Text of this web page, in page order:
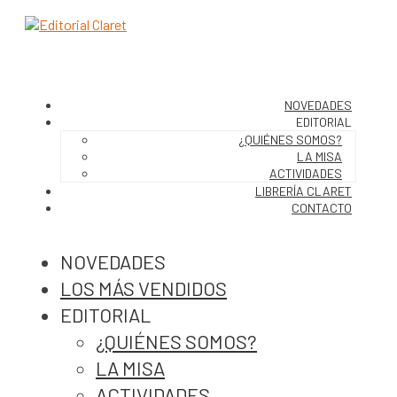
NOVEDADES
EDITORIAL
¿QUIÉNES SOMOS?
LA MISA
ACTIVIDADES
LIBRERÍA CLARET
CONTACTO
NOVEDADES
LOS MÁS VENDIDOS
EDITORIAL
¿QUIÉNES SOMOS?
LA MISA